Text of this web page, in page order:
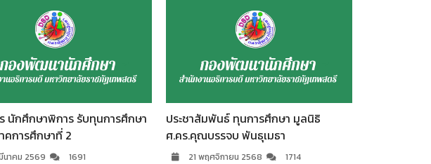
มพันธ์ ทุนการศึกษา มูลนิธิ
บรรจบ พันธุเมธา
ฤศจิกายน 2568
ประชาสัมพันธ์ ทุนการศึกษา ธนาคารไทย
พาณิชย์
21 พฤศจิกายน 2568 2305